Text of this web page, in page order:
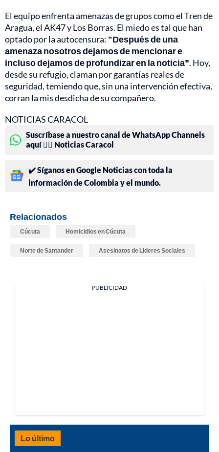
El equipo enfrenta amenazas de grupos como el Tren de
Aragua, el AK47 y Los Borras. El miedo es tal que han
optado por la autocensura: "Después de una
amenaza nosotros dejamos de mencionar e
incluso dejamos de profundizar en la noticia”. Hoy,
desde su refugio, claman por garantías reales de
seguridad, temiendo que, sin una intervención efectiva,
corran la mis desdicha de su compañero.
NOTICIAS CARACOL
Suscríbase a nuestro canal de WhatsApp Channels
aquí 👉🏻 Noticias Caracol
✔️ Síganos en Google Noticias con toda la
información de Colombia y el mundo.
Relacionados
Cúcuta Homicidios en Cúcuta
Norte de Santander Asesinatos de Lideres Sociales
PUBLICIDAD
Lo último